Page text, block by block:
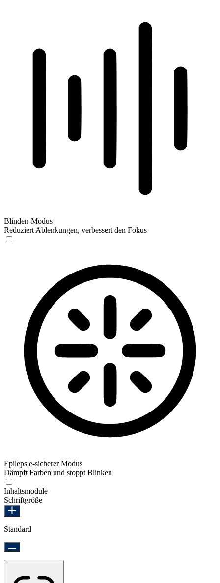
Blinden-Modus
Reduziert Ablenkungen, verbessert den Fokus
Epilepsie-sicherer Modus
Dämpft Farben und stoppt Blinken
Inhaltsmodule
Schriftgröße
Standard